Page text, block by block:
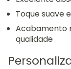
Toque suave
Acabamento
qualidade